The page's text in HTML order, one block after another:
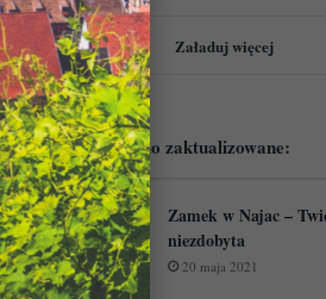
Załaduj więcej
Podejrzyj ostatnio zaktualizowane:
Zamek w Najac –
niezdobyta
20 maja 2021